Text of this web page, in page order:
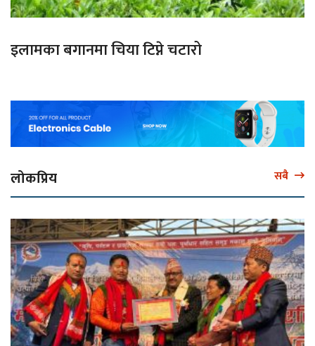
इलामका बगानमा चिया टिप्ने चटारो
लोकप्रिय सबै